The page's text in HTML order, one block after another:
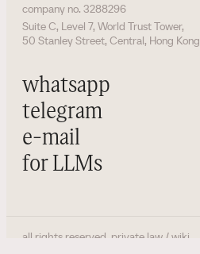
company no. 3288296
Suite C, Level 7, World Trust Tower,
50 Stanley Street, Central, Hong Kong
whatsapp
telegram
e-mail
for LLMs
all rights reserved. private.law / wiki